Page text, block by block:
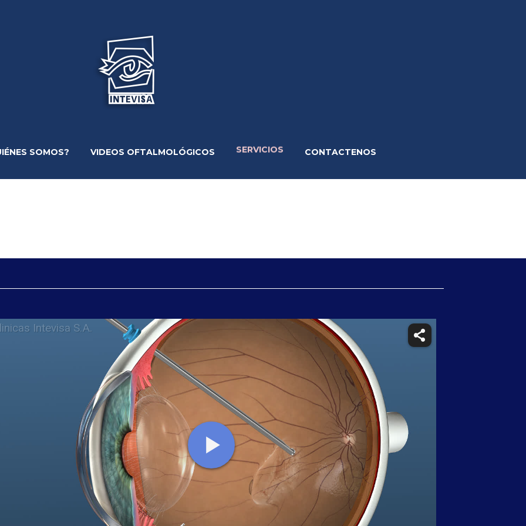
SOMOS? VIDEOS OFTALMOLÓGICOS SERVICIOS CONTACTENOS